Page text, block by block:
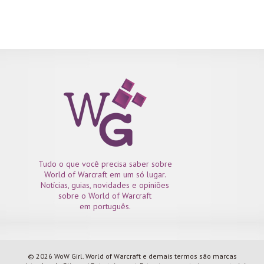
Tudo o que você precisa saber sobre
World of Warcraft em um só lugar.
Notícias, guias, novidades e opiniões
sobre o World of Warcraft
em português.
© 2026 WoW Girl. World of Warcraft e demais termos são marcas